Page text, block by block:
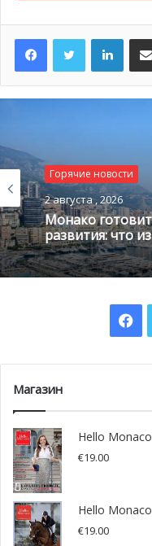
захода в порт. Её
2020 года, накануне
В ближайшие два
интервью Тинкова с
от 690 000 евро в
CNC
Ocean King
Горячие новости
2 августа , 2026
Монако
развития: что
Магазин
Hello
€19.00
Hello
€19.00